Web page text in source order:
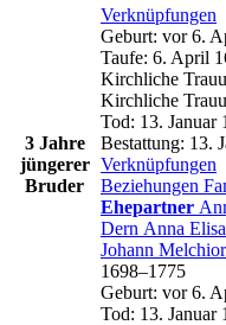
3 Jahre
jüngerer
Bruder
Verknüpfungen
Geburt: vor 6.
Taufe: 6. April
Kirchliche
Kirchliche
Tod: 13. Januar
Bestattung: 13.
Verknüpfungen
Beziehungen
Ehepartner
Dern Anna
Johann Melchior
1698–1775
Geburt: vor 6.
Tod: 13. Januar